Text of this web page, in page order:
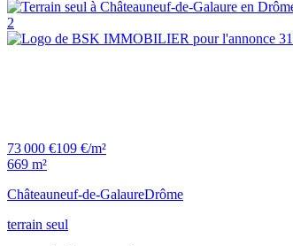
2
73 000 €109 €/m²
669 m²
Châteauneuf-de-GalaureDrôme
terrain seul